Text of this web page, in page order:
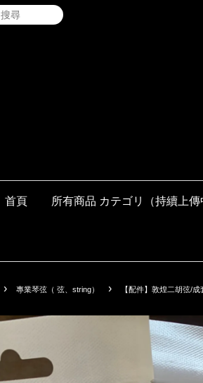
搜尋
首頁 所有商品 カテゴリ（持續上傳
› 專業琴弦（ 弦、string） › 【配件】敦煌二胡弦/